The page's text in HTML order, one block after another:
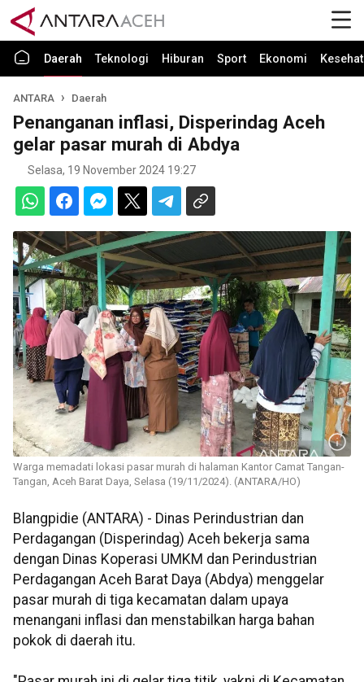
Daerah Teknologi Hiburan Sport Ekonomi
ANTARA Daerah
Penanganan inflasi, Disperindag Aceh
gelar pasar murah di Abdya
Selasa, 19 November 2024 19:27
Warga memadati lokasi pasar murah di halaman Kantor Camat Tangan-
Tangan, Aceh Barat Daya, Selasa (19/11/2024). (ANTARA/HO)
Blangpidie (ANTARA) - Dinas Perindustrian dan
Perdagangan (Disperindag) Aceh bekerja sama
dengan Dinas Koperasi UMKM dan Perindustrian
Perdagangan Aceh Barat Daya (Abdya) menggelar
pasar murah di tiga kecamatan dalam upaya
menangani inflasi dan menstabilkan harga bahan
pokok di daerah itu.